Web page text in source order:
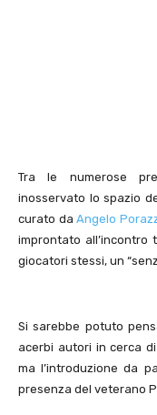
Tra le numerose
inosservato lo spazio
curato daAngelo
improntato
giocatori stessi, un
Si sarebbe potuto
acerbi autori in cerca
ma l’introduzione da
presenza del veterano